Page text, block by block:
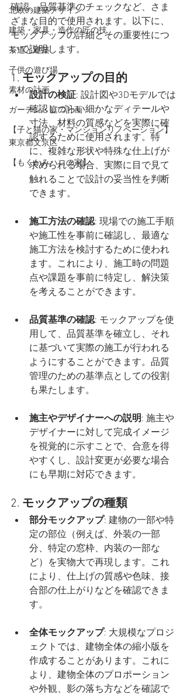
北欧の建築デザイン
建築・家具・造作の匠の技
茶道と建築
子供の遊び場
素材の計画
ガーデン・庭の計画
【子と猫の家・マンションリノベーション】
東京都文京区
【もくかみハコの家】
確認、品質基準のチェックなど、さま
ざまな目的で使用されます。以下に、
モックアップの詳細とその重要性につ
いて説明します。
1. モックアップの目的
設計の検証: 設計図や3Dモデルでは
確認しづらい細かなディテールや
寸法、材料の質感などを実際に確
認するために使用されます。特
に、複雑な形状や特殊な仕上げが
求められる場合、実際に目で見て
触れることで設計の妥当性を判断
できます。
施工方法の確認: 現場での施工手順
や施工性を事前に確認し、最適な
施工方法を検討するために使われ
ます。これにより、施工時の問題
点や課題を事前に特定し、解決策
を考えることができます。
品質基準の確認: モックアップを使
用して、品質基準を確立し、それ
に基づいて実際の施工が行われる
ようにすることができます。品質
管理のための基準点としての役割
も果たします。
施主やデザイナーへの説明: 施主や
デザイナーに対して完成イメージ
を視覚的に示すことで、合意を得
やすくし、設計変更が必要な場合
にも早期に対応できます。
2. モックアップの種類
部分モックアップ: 建物の一部や特
定の部位（例えば、外装の一部
分、特定の窓枠、内装の一部な
ど）を実物大で再現します。これ
により、仕上げの質感や色味、接
合部の仕上がりなどを確認できま
す。
全体モックアップ: 大規模なプロジ
ェクトでは、建物全体の縮小版を
作成することがあります。これに
より、建物全体のプロポーション
や外観、影の落ち方などを確認で